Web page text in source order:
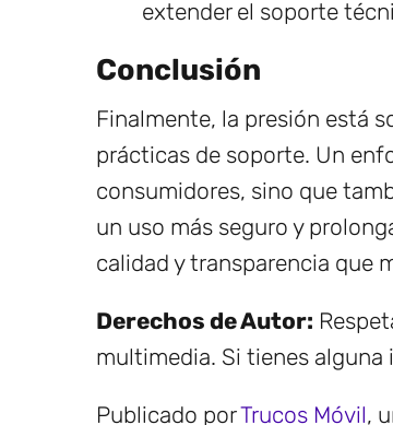
extender el soporte
Conclusión
Finalmente, la presión está
prácticas de soporte. Un
consumidores, sino que
un uso más seguro y
calidad y transparencia que
Derechos de Autor:
multimedia. Si tienes
Publicado porTrucos Móvil,